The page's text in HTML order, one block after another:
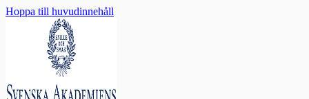
Hoppa till huvudinnehåll